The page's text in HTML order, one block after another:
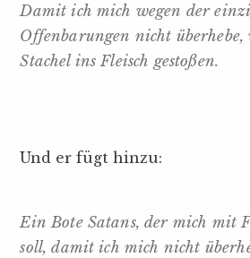
Damit ich mich wegen der
Offenbarungen nicht
Stachel ins Fleisch gestoßen.
Und er fügt hinzu:
Ein Bote Satans, der mich mit
soll, damit ich mich nicht